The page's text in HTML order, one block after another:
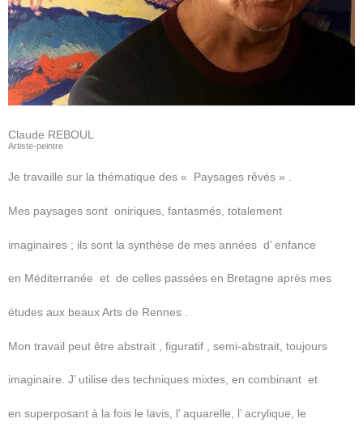
Claude REBOUL
Artiste-peintre
Je travaille sur la thématique des « Paysages rêvés » .
Mes paysages sont oniriques, fantasmés, totalement
imaginaires ; ils sont la synthèse de mes années d’ enfance
en Méditerranée et de celles passées en Bretagne après mes
études aux beaux Arts de Rennes .
Mon travail peut être abstrait , figuratif , semi-abstrait, toujours
imaginaire. J’ utilise des techniques mixtes, en combinant et
en superposant à la fois le lavis, l’ aquarelle, l’ acrylique, le